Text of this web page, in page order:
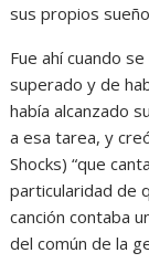
sus propios
Fue ahí cuando
superado y de
había alcanzado
a esa tarea, y
Shocks) “que
particularidad de
canción contaba
del común de la